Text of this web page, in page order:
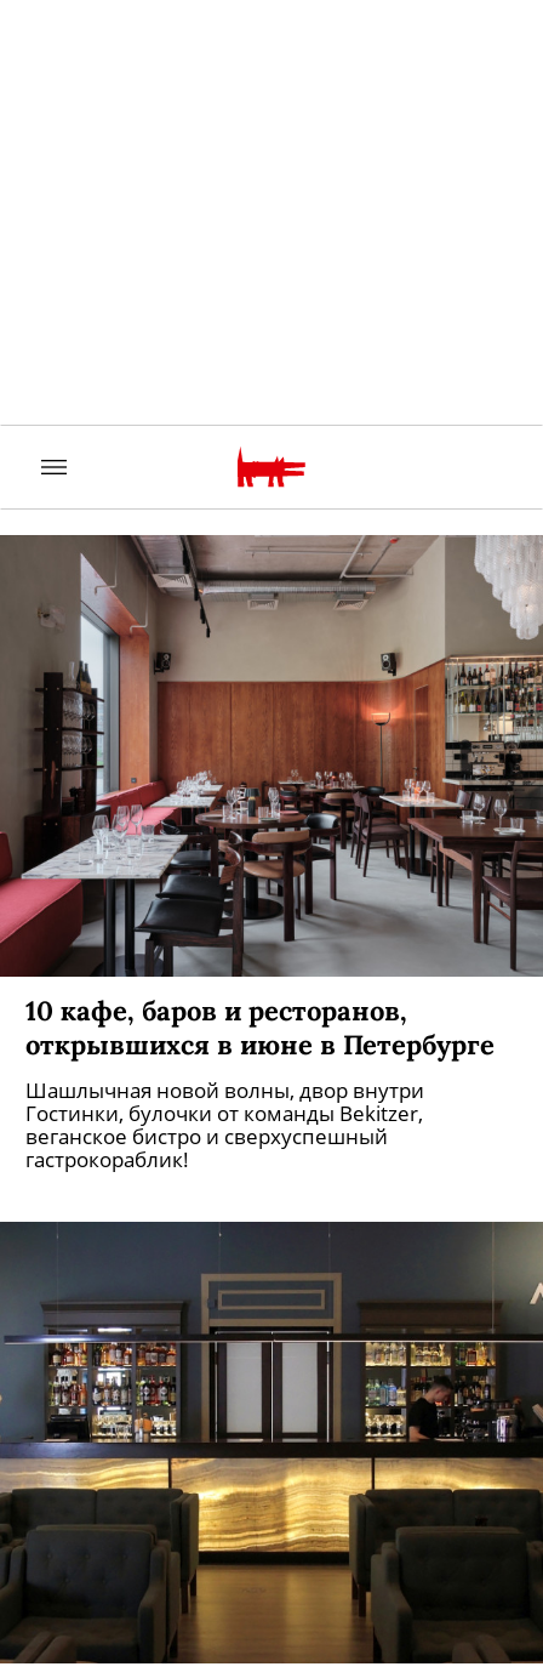
10 кафе, баров и ресторанов,
открывшихся в июне в Петербурге
Шашлычная новой волны, двор внутри
Гостинки, булочки от команды Bekitzer,
веганское бистро и сверхуспешный
гастрокораблик!